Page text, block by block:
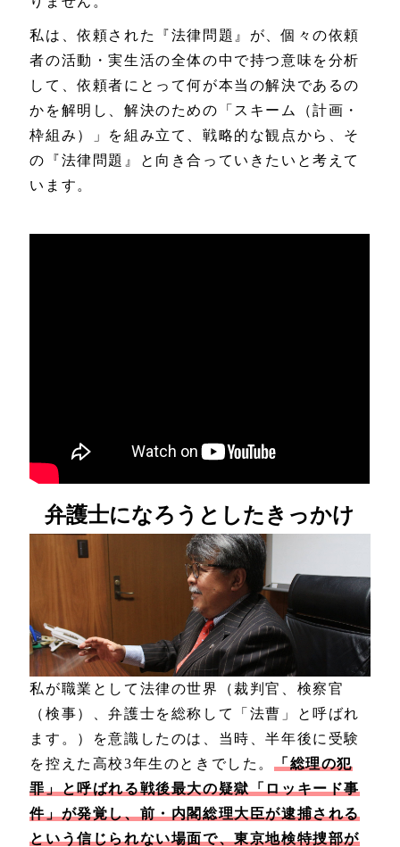
私は、依頼された『法律問題』が、個々の依頼
者の活動・実生活の全体の中で持つ意味を分析
して、依頼者にとって何が本当の解決であるの
かを解明し、解決のための「スキーム（計画・
枠組み）」を組み立て、戦略的な観点から、そ
の『法律問題』と向き合っていきたいと考えて
います。
弁護士になろうとしたきっかけ
私が職業として法律の世界（裁判官、検察官
（検事）、弁護士を総称して「法曹」と呼ばれ
ます。）を意識したのは、当時、半年後に受験
を控えた高校3年生のときでした。「総理の犯
罪」と呼ばれる戦後最大の疑獄「ロッキード事
件」が発覚し、前・内閣総理大臣が逮捕される
という信じられない場面で、東京地検特捜部が